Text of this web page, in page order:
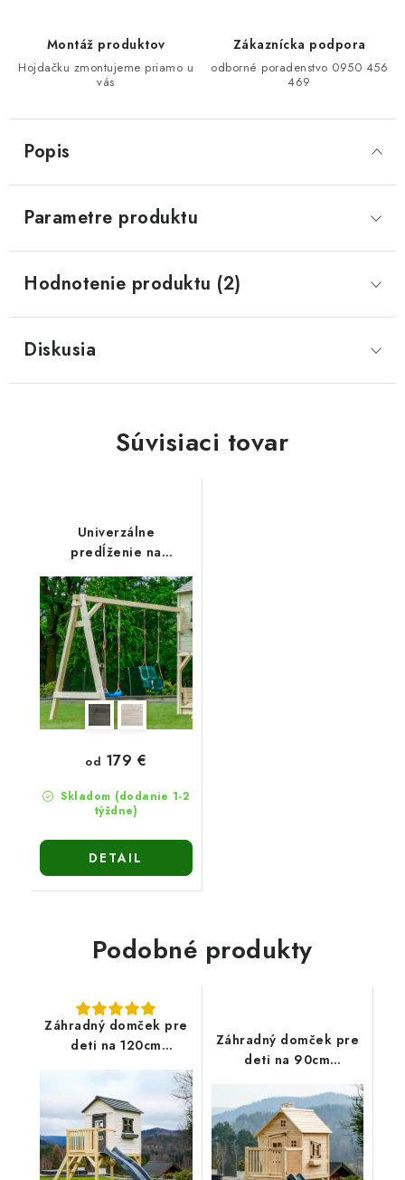
Montáž produktov
Hojdačku zmontujeme priamo u
vás
Zákaznícka podpora
odborné poradenstvo 0950 456
469
Popis
Parametre produktu
Hodnotenie produktu (2)
Diskusia
Súvisiaci tovar
Univerzálne
predĺženie na
zavesenie záhradnej
hojdačky
Skladom (dodanie 1-2
týždne)
od 179 €
DETAIL
Podobné produkty
Záhradný domček pre
deti na 120cm
Záhradný domček pre
deti na 90cm